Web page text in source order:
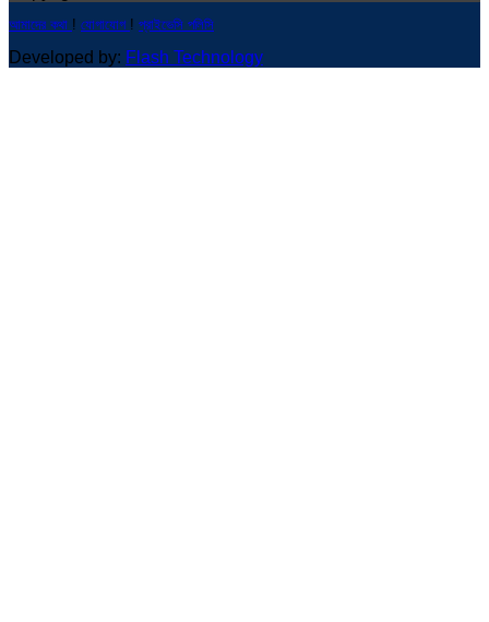
আমাদের কথা ! যোগাযোগ ! প্রাইভেসি পলিসি
Developed by: Flash Technology